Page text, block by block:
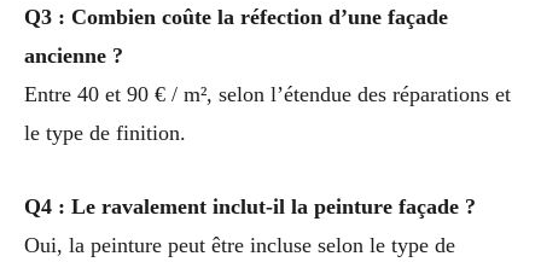
Q3 : Combien coûte la réfection d’une façade
ancienne ?
Entre 40 et 90 € / m², selon l’étendue des réparations et
le type de finition.
Q4 : Le ravalement inclut-il la peinture façade ?
Oui, la peinture peut être incluse selon le type de